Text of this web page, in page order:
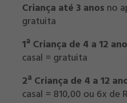
Criança até 3 anos no
gratuita
1ª Criança de 4 a 12
casal = gratuita
2ª Criança de 4 a 12
casal = 810,00 ou 6x de